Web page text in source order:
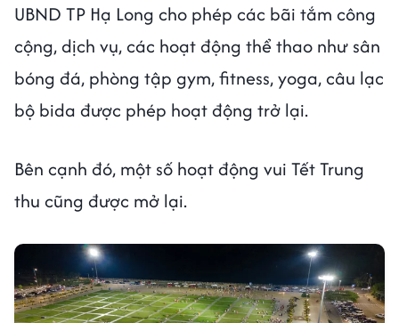
UBND TP Hạ Long cho phép các bãi tắm công
cộng, dịch vụ, các hoạt động thể thao như sân
bóng đá, phòng tập gym, fitness, yoga, câu lạc
bộ bida được phép hoạt động trở lại.
Bên cạnh đó, một số hoạt động vui Tết Trung
thu cũng được mở lại.